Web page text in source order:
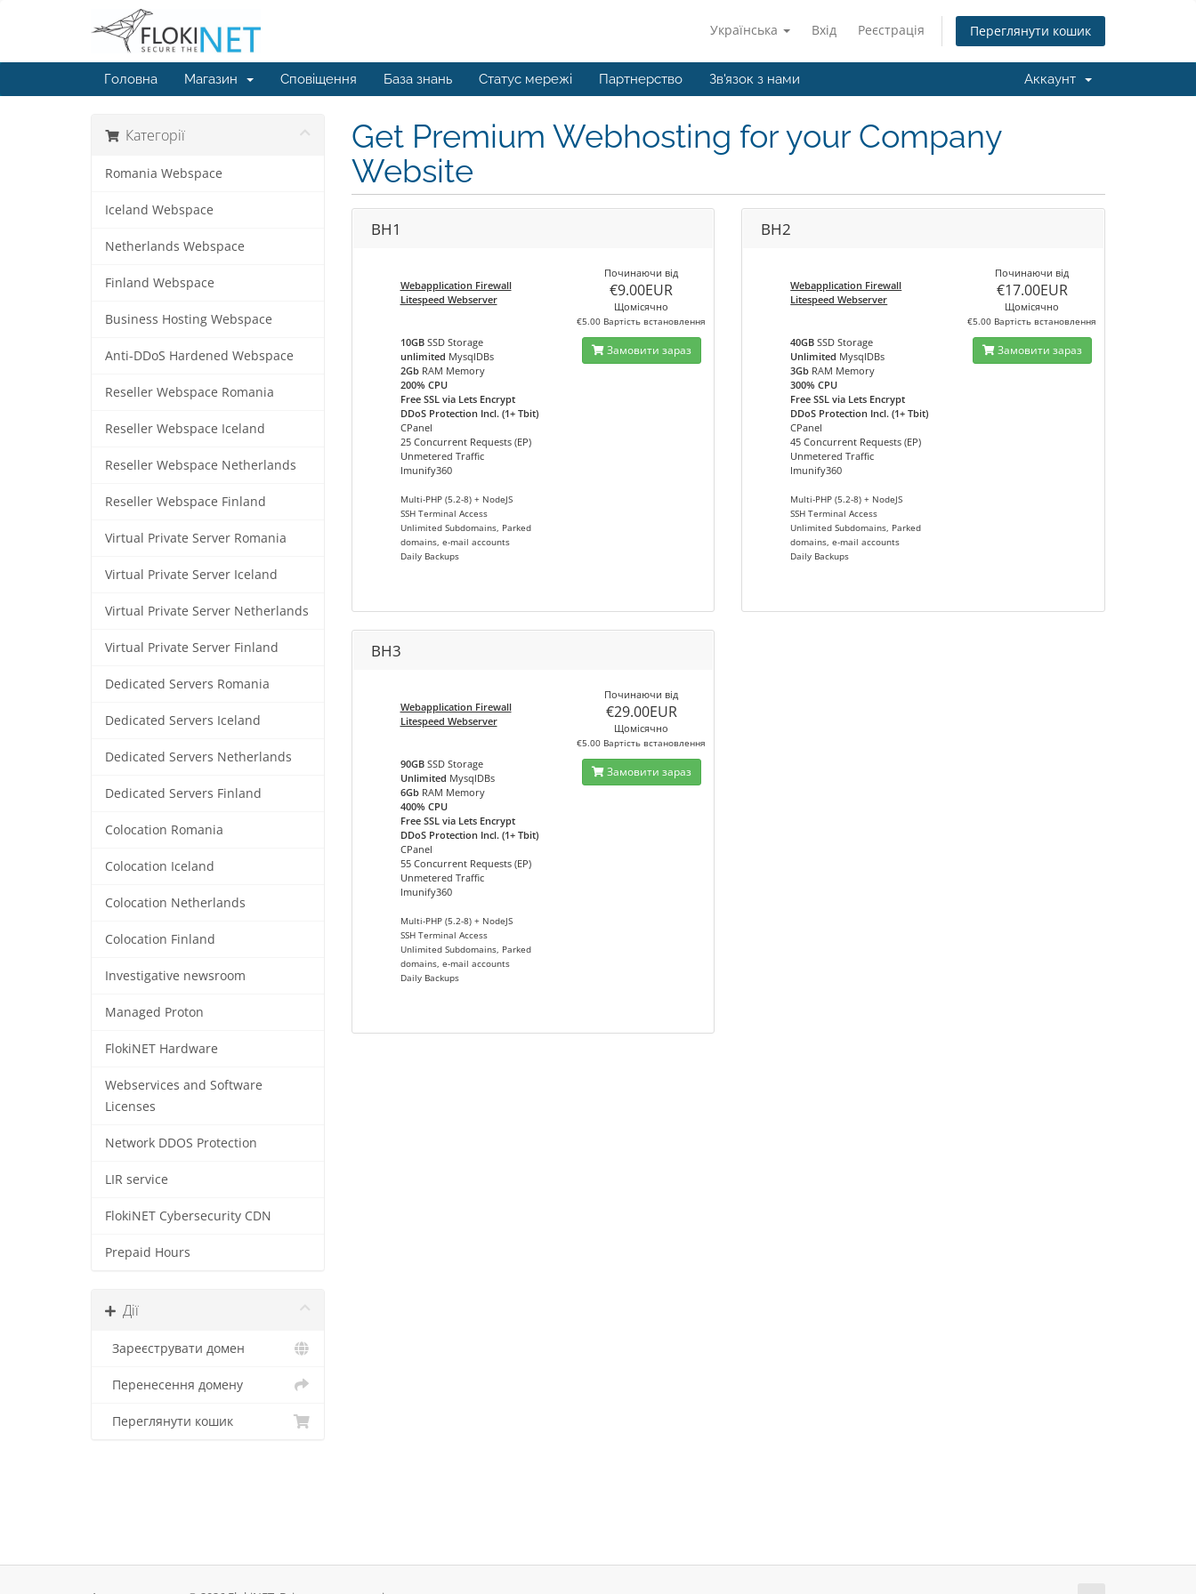
Українська Вхід Реєстрація Переглянути кошик
Головна Магазин Сповіщення База знань Статус мережі Партнерство Зв'язок з нами Аккаунт
Категорії
Romania Webspace
Iceland Webspace
Netherlands Webspace
Finland Webspace
Business Hosting Webspace
Anti-DDoS Hardened Webspace
Reseller Webspace Romania
Reseller Webspace Iceland
Reseller Webspace Netherlands
Reseller Webspace Finland
Virtual Private Server Romania
Virtual Private Server Iceland
Virtual Private Server Netherlands
Virtual Private Server Finland
Dedicated Servers Romania
Dedicated Servers Iceland
Dedicated Servers Netherlands
Dedicated Servers Finland
Colocation Romania
Colocation Iceland
Colocation Netherlands
Colocation Finland
Investigative newsroom
Managed Proton
FlokiNET Hardware
Webservices and Software
Licenses
Network DDOS Protection
LIR service
FlokiNET Cybersecurity CDN
Prepaid Hours
Дії
Зареєструвати домен
Перенесення домену
Переглянути кошик
Get Premium Webhosting for your Company
Website
BH1
Webapplication Firewall
Litespeed Webserver
10GBSSD Storage
unlimited MysqlDBs
2GbRAM Memory
200% CPU
Free SSL via Lets Encrypt
DDoS Protection Incl. (1+ Tbit)
CPanel
25 Concurrent Requests (EP)
Unmetered Traffic
Imunify360
Multi-PHP (5.2-8) + NodeJS
SSH Terminal Access
Unlimited Subdomains, Parked
domains, e-mail accounts
Daily Backups
Починаючи від
€9.00EUR
Щомісячно
€5.00 Вартість встановлення
Замовити зараз
BH2
Webapplication Firewall
Litespeed Webserver
40GB SSD Storage
Unlimited MysqlDBs
3Gb RAM Memory
300% CPU
Free SSL via Lets Encrypt
DDoS Protection Incl. (1+ Tbit)
CPanel
45 Concurrent Requests (EP)
Unmetered Traffic
Imunify360
Multi-PHP (5.2-8) + NodeJS
SSH Terminal Access
Unlimited Subdomains, Parked
domains, e-mail accounts
Daily Backups
Починаючи від
€17.00EUR
Щомісячно
€5.00 Вартість встановлення
Замовити зараз
BH3
Webapplication Firewall
Litespeed Webserver
90GBSSD Storage
Unlimited MysqlDBs
6GbRAM Memory
400% CPU
Free SSL via Lets Encrypt
DDoS Protection Incl. (1+ Tbit)
CPanel
55 Concurrent Requests (EP)
Unmetered Traffic
Imunify360
Multi-PHP (5.2-8) + NodeJS
SSH Terminal Access
Unlimited Subdomains, Parked
domains, e-mail accounts
Daily Backups
Починаючи від
€29.00EUR
Щомісячно
€5.00 Вартість встановлення
Замовити зараз